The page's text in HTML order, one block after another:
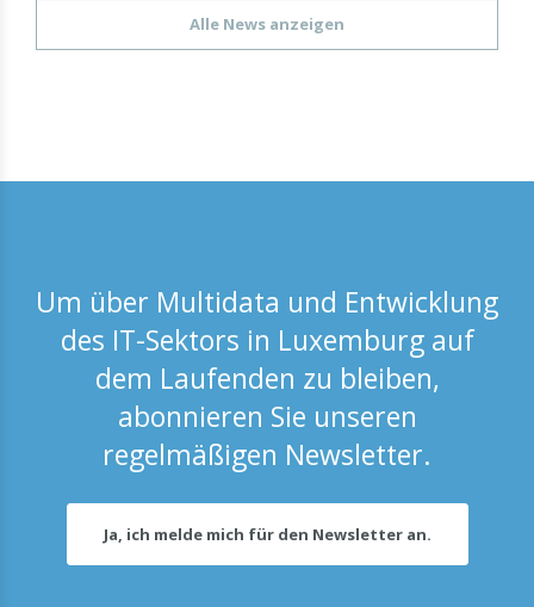
Alle News anzeigen
Um über Multidata und Entwicklung
des IT-Sektors in Luxemburg auf
dem Laufenden zu bleiben,
abonnieren Sie unseren
regelmäßigen Newsletter.
Ja, ich melde mich für den Newsletter an.